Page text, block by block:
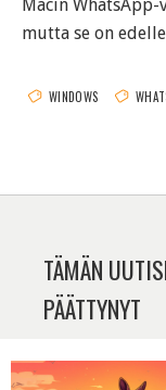
Macin
mutta se on
WINDOWS
TÄMÄN
PÄÄTTYNYT